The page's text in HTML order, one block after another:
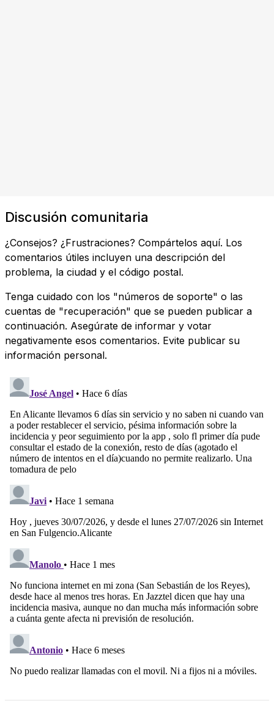
Discusión comunitaria
¿Consejos? ¿Frustraciones? Compártelos aquí. Los
comentarios útiles incluyen una descripción del
problema, la ciudad y el código postal.
Tenga cuidado con los "números de soporte" o las
cuentas de "recuperación" que se pueden publicar a
continuación. Asegúrate de informar y votar
negativamente esos comentarios. Evite publicar su
información personal.